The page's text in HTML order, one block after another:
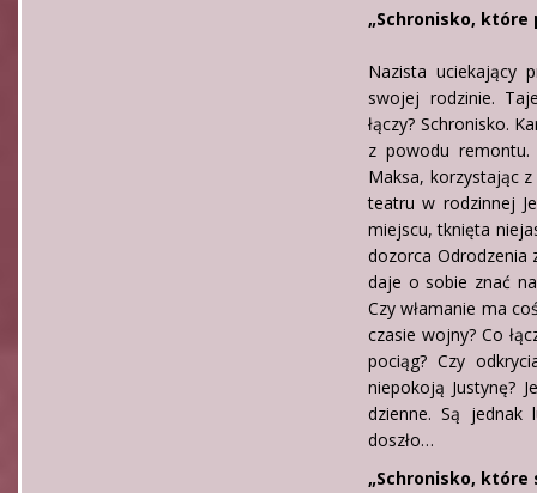
„Schronisko, które
Nazista uciekający
swojej rodzinie.
łączy? Schronisko.
z powodu remontu.
Maksa, korzystając
teatru w rodzinnej
miejscu, tknięta
dozorca Odrodzenia
daje o sobie znać
Czy włamanie ma
czasie wojny? Co
pociąg? Czy
niepokoją Justynę?
dzienne. Są jednak
doszło…
„Schronisko, które